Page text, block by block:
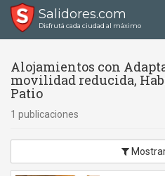
Salidores.com
Disfrutá cada ciudad al máximo
Alojamientos con
movilidad reducida,
Patio
1 publicaciones